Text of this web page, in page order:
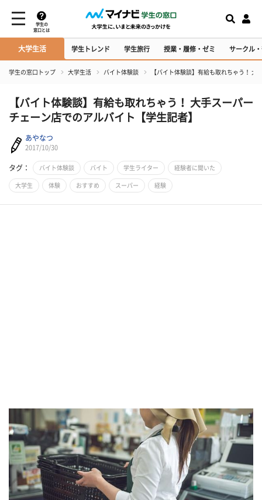
学生の
窓口とは
大学生活 学生トレンド 学生旅行 授業・履修・ゼミ サークル
学生の窓口トップ 大学生活 バイト体験談 【バイト体験談】有給も取れちゃう！
【バイト体験談】有給も取れちゃう！ 大手スーパー
チェーン店でのアルバイト【学生記者】
あやなつ
2017/10/30
タグ： バイト体験談 バイト 学生ライター 経験者に聞いた
大学生 体験 おすすめ スーパー 経験